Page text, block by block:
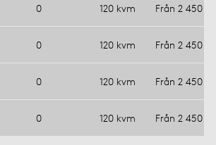
0 120 kvm Från 2 450
0 120 kvm Från 2 450
0 120 kvm Från 2 450
0 120 kvm Från 2 450